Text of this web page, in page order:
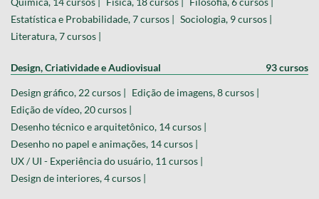
Estatística e Probabilidade, 7 cursos | Sociologia, 9 cursos |
Literatura, 7 cursos |
Design, Criatividade e Audiovisual 93 cursos
Design gráfico, 22 cursos | Edição de imagens, 8 cursos |
Edição de vídeo, 20 cursos |
Desenho técnico e arquitetônico, 14 cursos |
Desenho no papel e animações, 14 cursos |
UX / UI - Experiência do usuário, 11 cursos |
Design de interiores, 4 cursos |